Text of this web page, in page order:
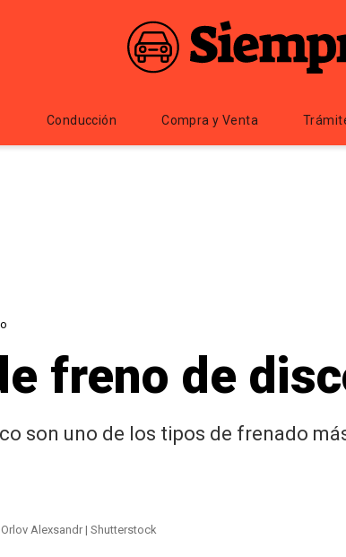
Conducción Compra y Venta
freno de
son uno de los tipos de frenado
Alexsandr | Shutterstock